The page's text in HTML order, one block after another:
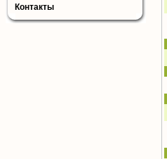
Контакты